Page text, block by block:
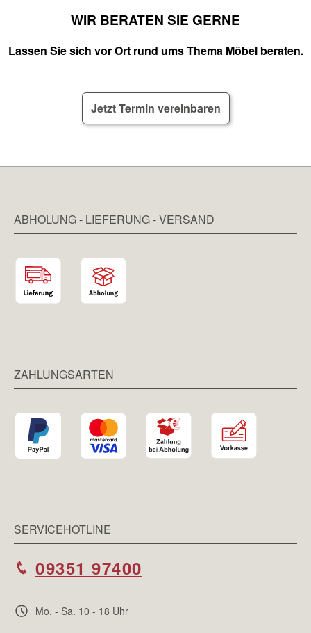
WIR BERATEN SIE GERNE
Lassen Sie sich vor Ort rund ums Thema Möbel beraten.
Jetzt Termin vereinbaren
ABHOLUNG - LIEFERUNG - VERSAND
ZAHLUNGSARTEN
SERVICEHOTLINE
09351 97400
Mo. - Sa. 10 - 18 Uhr